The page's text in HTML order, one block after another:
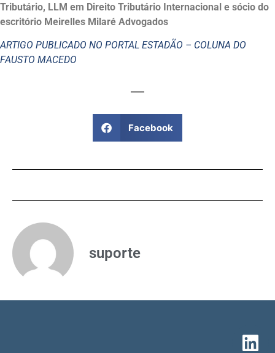
Tributário, LLM em Direito Tributário Internacional e sócio do
escritório Meirelles Milaré Advogados
ARTIGO PUBLICADO NO PORTAL ESTADÃO – COLUNA DO
FAUSTO MACEDO
Facebook
suporte